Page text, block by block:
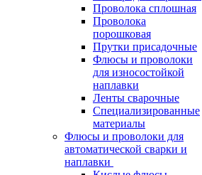
Проволока сплошная
Проволока
порошковая
Прутки присадочные
Флюсы и проволоки
для износостойкой
наплавки
Ленты сварочные
Специализированные
материалы
Флюсы и проволоки для
автоматической сварки и
наплавки